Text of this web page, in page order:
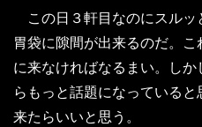
この日３軒目なのにスルッ
胃袋に隙間が出来るのだ。
に来なければなるまい。し
らもっと話題になっている
来たらいいと思う。